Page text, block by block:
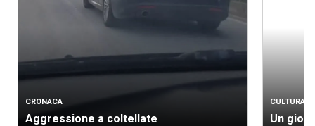
CRONACA
Aggressione a coltellate
CULTURA
Un